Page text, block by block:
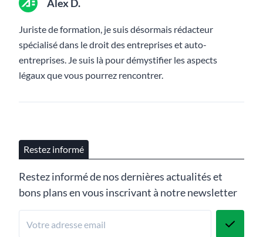
Alex D.
Juriste de formation, je suis désormais rédacteur
spécialisé dans le droit des entreprises et auto-
entreprises. Je suis là pour démystifier les aspects
légaux que vous pourrez rencontrer.
Restez informé
Restez informé de nos dernières actualités et
bons plans en vous inscrivant à notre newsletter